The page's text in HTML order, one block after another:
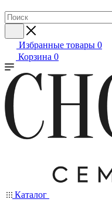
Избранные товары 0
Корзина 0
Каталог